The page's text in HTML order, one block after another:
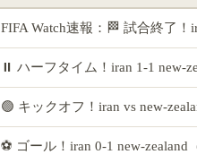
FIFA Watch速報：🏁 試合終了！
⏸️ ハーフタイム！iran 1-1 new-
🟢 キックオフ！iran vs new-
⚽ ゴール！iran 0-1 new-zealand